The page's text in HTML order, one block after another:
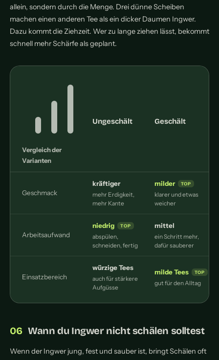
allein, sondern durch die Menge. Drei dünne Scheiben
machen einen anderen Tee als ein dicker Daumen Ingwer.
Dazu kommt die Ziehzeit. Wer zu lange ziehen lässt, bekommt
schnell mehr Schärfe als geplant.
Vergleich der
Varianten
Ungeschält Geschält
Geschmack
kräftiger
mehr Erdigkeit,
mehr Kante
milder
klarer und etwas
weicher
Arbeitsaufwand
niedrig
abspülen,
schneiden, fertig
mittel
ein Schritt mehr,
dafür sauberer
Einsatzbereich
würzige Tees
auch für stärkere
Aufgüsse
milde Tees
gut für den Alltag
Wann du Ingwer nicht schälen solltest
Wenn der Ingwer jung, fest und sauber ist, bringt Schälen oft